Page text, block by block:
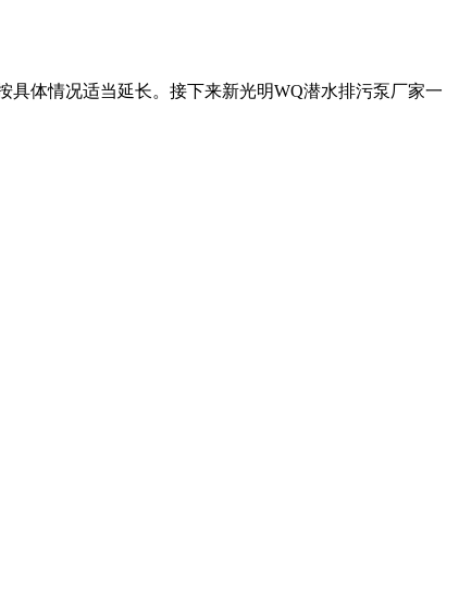
具体情况适当延长。接下来新光明WQ潜水排污泵厂家一